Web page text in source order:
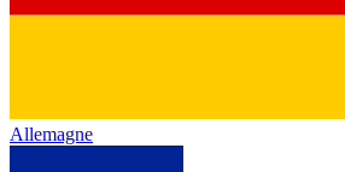
Allemagne